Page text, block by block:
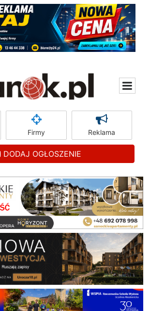
Firmy Reklama
DODAJ OGŁOSZENIE